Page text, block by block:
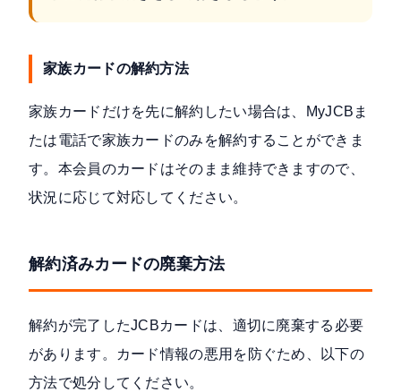
家族カードの解約方法
家族カードだけを先に解約したい場合は、
MyJCBま
たは電話で家族カードのみを解約することができま
す。本会員のカードはそのまま維持できますので、
状況に応じて対応してください。
解約済みカードの廃棄方法
解約が完了したJCBカードは、適切に廃棄する必要
があります。カード情報の悪用を防ぐため、以下の
方法で処分してください。